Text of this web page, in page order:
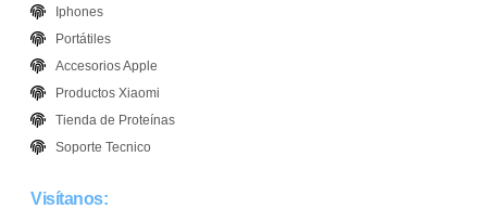
Iphones
Portátiles
Accesorios Apple
Productos Xiaomi
Tienda de Proteínas
Soporte Tecnico
Visítanos: